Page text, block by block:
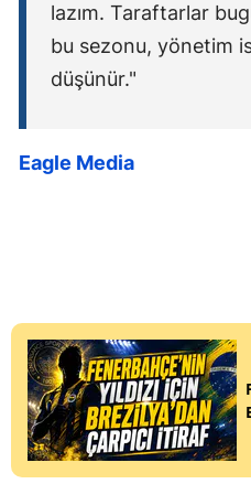
lazım. Taraftarlar
bu sezonu, yönetim
düşünür."
Eagle Media